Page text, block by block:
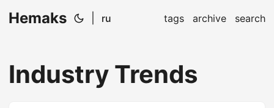
Hemaks ru tags archive search
Industry Trends